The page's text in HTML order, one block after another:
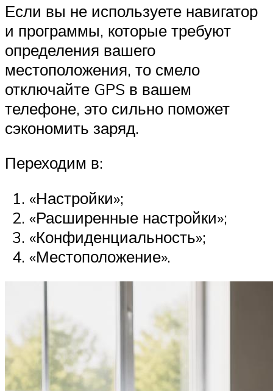
Если вы не используете навигатор
и программы, которые требуют
определения вашего
местоположения, то смело
отключайте GPS в вашем
телефоне, это сильно поможет
сэкономить заряд.
Переходим в:
«Настройки»;
«Расширенные настройки»;
«Конфиденциальность»;
«Местоположение».